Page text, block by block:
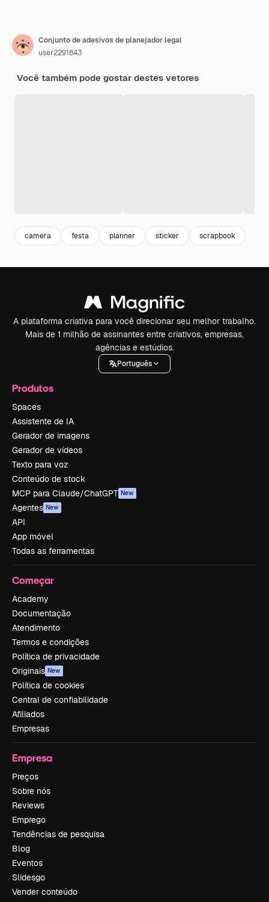
Conjunto de adesivos de planejador legal
user2291843
Você também pode gostar destes vetores
camera festa planner sticker scrapbook
A plataforma criativa para você direcionar seu melhor trabalho.
Mais de 1 milhão de assinantes entre criativos, empresas,
agências e estúdios.
Português
Produtos
Spaces
Assistente de IA
Gerador de imagens
Gerador de vídeos
Texto para voz
Conteúdo de stock
MCP para Claude/ChatGPT New
Agentes New
API
App móvel
Todas as ferramentas
Começar
Academy
Documentação
Atendimento
Termos e condições
Política de privacidade
Originais New
Política de cookies
Central de confiabilidade
Afiliados
Empresas
Empresa
Preços
Sobre nós
Reviews
Emprego
Tendências de pesquisa
Blog
Eventos
Slidesgo
Vender conteúdo